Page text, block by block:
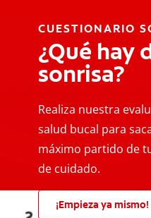
CUESTIONARIO
¿Qué hay
sonrisa?
Realiza nuestra
salud bucal para
máximo partido de
de cuidado.
¡Empieza ya mismo!